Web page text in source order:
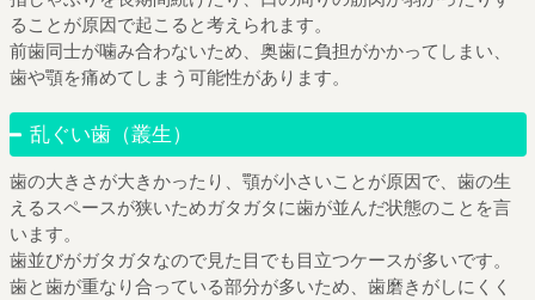
ることが原因で起こると考えられます。
前歯同士が噛み合わないため、奥歯に負担がかかってしまい、
歯や顎を痛めてしまう可能性があります。
乱ぐい歯（叢生）
歯の大きさが大きかったり、顎が小さいことが原因で、歯の生
えるスペースが狭いためガタガタに歯が並んだ状態のことを言
います。
歯並びがガタガタなので見た目でも目立つケースが多いです。
歯と歯が重なり合っている部分が多いため、歯磨きがしにくく